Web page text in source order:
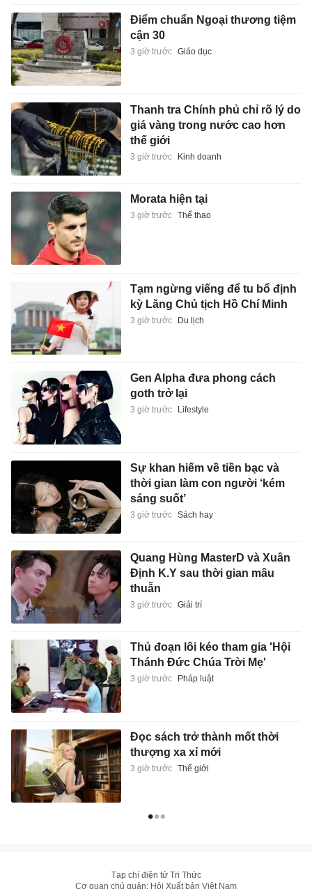
Điểm chuẩn Ngoại thương tiệm
cận 30
3 giờ trước Giáo dục
Thanh tra Chính phủ chỉ rõ lý do
giá vàng trong nước cao hơn
thế giới
3 giờ trước Kinh doanh
Morata hiện tại
3 giờ trước Thể thao
Tạm ngừng viếng để tu bổ định
kỳ Lăng Chủ tịch Hồ Chí Minh
3 giờ trước Du lịch
Gen Alpha đưa phong cách
goth trở lại
3 giờ trước Lifestyle
Sự khan hiếm về tiền bạc và
thời gian làm con người ‘kém
sáng suốt’
3 giờ trước Sách hay
Quang Hùng MasterD và Xuân
Định K.Y sau thời gian mâu
thuẫn
3 giờ trước Giải trí
Thủ đoạn lôi kéo tham gia 'Hội
Thánh Đức Chúa Trời Mẹ'
3 giờ trước Pháp luật
Đọc sách trở thành mốt thời
thượng xa xỉ mới
3 giờ trước Thế giới
Tạp chí điện tử Tri Thức
Cơ quan chủ quản: Hội Xuất bản Việt Nam